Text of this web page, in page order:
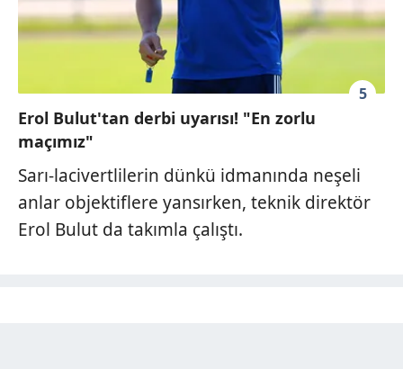
5
Erol Bulut'tan derbi uyarısı! "En zorlu
maçımız"
Sarı-lacivertlilerin dünkü idmanında neşeli
anlar objektiflere yansırken, teknik direktör
Erol Bulut da takımla çalıştı.